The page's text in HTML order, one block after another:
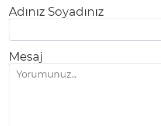
Adınız Soyadınız
Mesaj